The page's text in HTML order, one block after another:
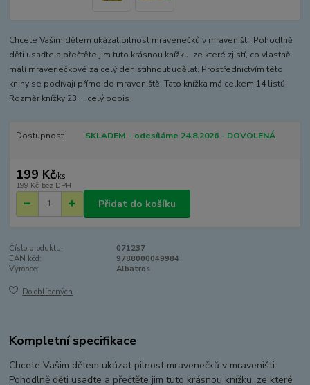
Chcete Vašim dětem ukázat pilnost mravenečků v mraveništi. Pohodlně
děti usaďte a přečtěte jim tuto krásnou knížku, ze které zjistí, co vlastně
malí mravenečkové za celý den stihnout udělat. Prostřednictvím této
knihy se podívají přímo do mraveniště. Tato knížka má celkem 14 listů.
Rozměr knížky 23 ... celý popis
Dostupnost SKLADEM - odesíláme 24.8.2026 - DOVOLENÁ
199 Kč/ks
199 Kč bez DPH
Přidat do košíku
Číslo produktu:
071237
EAN kód:
9788000049984
Výrobce:
Albatros
Do oblíbených
Kompletní specifikace
Chcete Vašim dětem ukázat pilnost mravenečků v mraveništi.
Pohodlně děti usaďte a přečtěte jim tuto krásnou knížku, ze které